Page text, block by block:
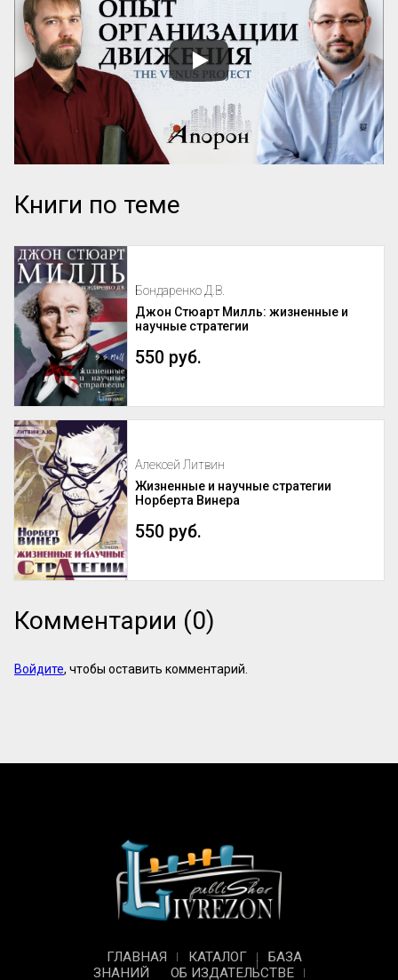
Книги по теме
Бондаренко Д.В.
Джон Стюарт Милль: жизненные и
научные стратегии
550 руб.
Алексей Литвин
Жизненные и научные стратегии
Норберта Винера
550 руб.
Комментарии (0)
Войдите, чтобы оставить комментарий.
ГЛАВНАЯ КАТАЛОГ
БАЗА
ЗНАНИЙ
ОБ ИЗДАТЕЛЬСТВЕ